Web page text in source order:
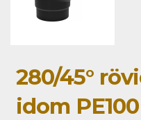
280/45°
idom